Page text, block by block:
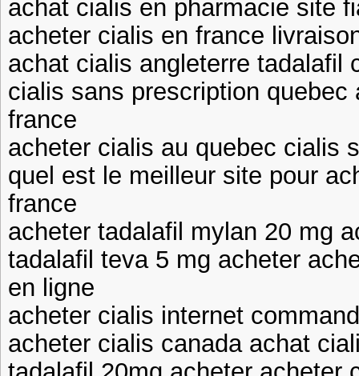
achat cialis en pharmacie site
acheter cialis en france
achat cialis angleterre tadalafil
cialis sans prescription
france
acheter cialis au quebec cialis
quel est le meilleur site pour
france
acheter tadalafil mylan 20 mg
tadalafil teva 5 mg acheter
en ligne
acheter cialis internet
acheter cialis canada achat